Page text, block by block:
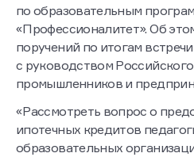
по образовательным
«Профессионалитет». Об
поручений по итогам
с руководством
промышленников и
«Рассмотреть вопрос о
ипотечных кредитов
образовательных